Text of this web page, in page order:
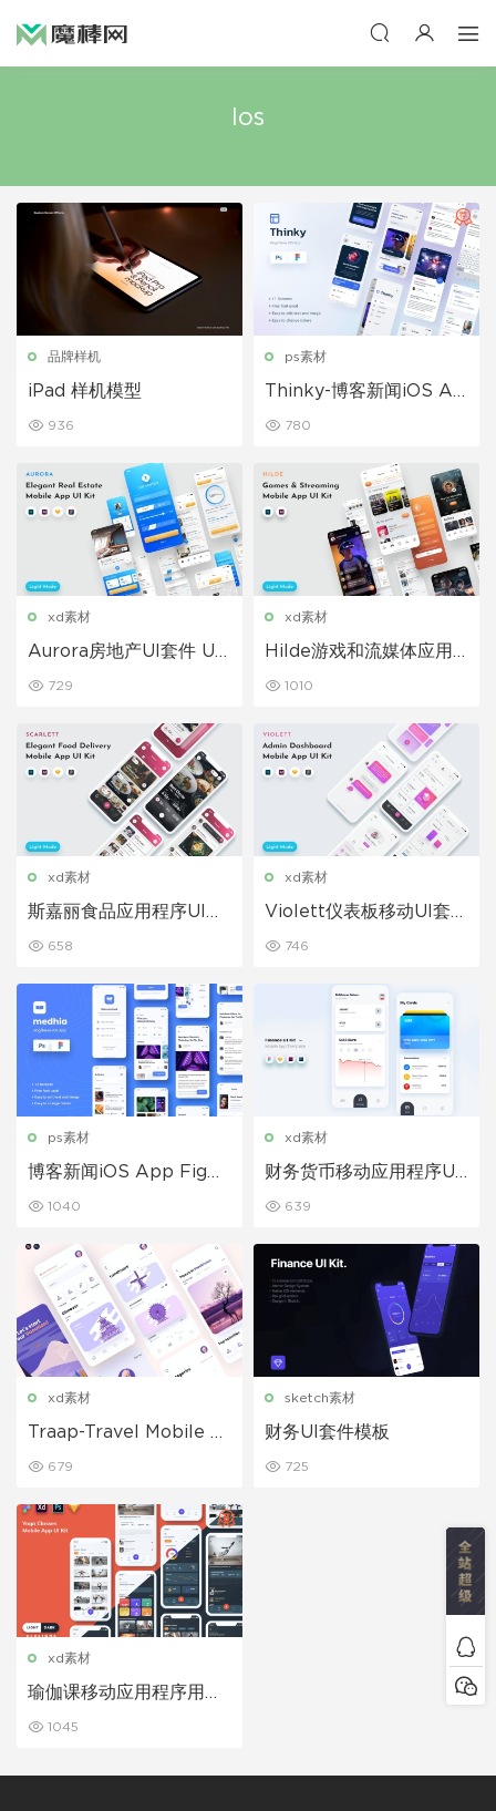
Ios
品牌样机
iPad 样机模型
936
ps素材
Thinky-博客新闻iOS Ap
材下载
780
xd素材
Aurora房地产UI套件 UI
729
xd素材
Hilde游戏和流媒体应用
1010
xd素材
斯嘉丽食品应用程序UI套
658
xd素材
Violett仪表板移动UI套件
746
ps素材
博客新闻iOS App Figm
1040
xd素材
财务货币移动应用程序UI
639
xd素材
Traap-Travel Mobile A
模板
679
sketch素材
财务UI套件模板
725
xd素材
瑜伽课移动应用程序用户
1045